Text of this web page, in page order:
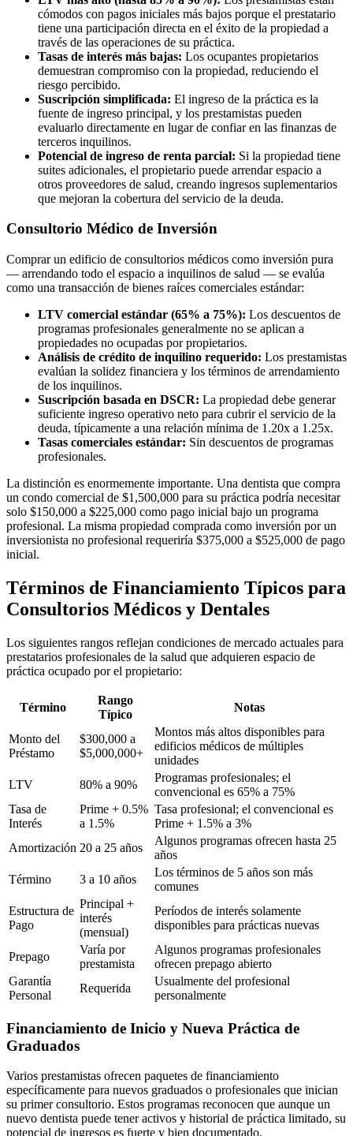
cómodos con pagos iniciales más bajos porque el prestatario
tiene una participación directa en el éxito de la propiedad a
través de las operaciones de su práctica.
Tasas de interés más bajas: Los ocupantes propietarios
demuestran compromiso con la propiedad, reduciendo el
riesgo percibido.
Suscripción simplificada: El ingreso de la práctica es la
fuente de ingreso principal, y los prestamistas pueden
evaluarlo directamente en lugar de confiar en las finanzas de
terceros inquilinos.
Potencial de ingreso de renta parcial: Si la propiedad tiene
suites adicionales, el propietario puede arrendar espacio a
otros proveedores de salud, creando ingresos suplementarios
que mejoran la cobertura del servicio de la deuda.
Consultorio Médico de Inversión
Comprar un edificio de consultorios médicos como inversión pura
— arrendando todo el espacio a inquilinos de salud — se evalúa
como una transacción de bienes raíces comerciales estándar:
LTV comercial estándar (65% a 75%): Los descuentos de
programas profesionales generalmente no se aplican a
propiedades no ocupadas por propietarios.
Análisis de crédito de inquilino requerido: Los prestamistas
evalúan la solidez financiera y los términos de arrendamiento
de los inquilinos.
Suscripción basada en DSCR: La propiedad debe generar
suficiente ingreso operativo neto para cubrir el servicio de la
deuda, típicamente a una relación mínima de 1.20x a 1.25x.
Tasas comerciales estándar: Sin descuentos de programas
profesionales.
La distinción es enormemente importante. Una dentista que compra
un condo comercial de $1,500,000 para su práctica podría necesitar
solo $150,000 a $225,000 como pago inicial bajo un programa
profesional. La misma propiedad comprada como inversión por un
inversionista no profesional requeriría $375,000 a $525,000 de pago
inicial.
Términos de Financiamiento Típicos para
Consultorios Médicos y Dentales
Los siguientes rangos reflejan condiciones de mercado actuales para
prestatarios profesionales de la salud que adquieren espacio de
práctica ocupado por el propietario:
Término
Rango
Típico
Notas
Monto del
Préstamo
$300,000 a
$5,000,000+
Montos más altos disponibles para
edificios médicos de múltiples
unidades
LTV
80% a 90%
Programas profesionales; el
convencional es 65% a 75%
Tasa de
Interés
Prime + 0.5%
a 1.5%
Tasa profesional; el convencional es
Prime + 1.5% a 3%
Amortización 20 a 25 años
Algunos programas ofrecen hasta 25
años
Término
3 a 10 años
Los términos de 5 años son más
comunes
Estructura de
Pago
Principal +
interés
(mensual)
Períodos de interés solamente
disponibles para prácticas nuevas
Prepago
Varía por
prestamista
Algunos programas profesionales
ofrecen prepago abierto
Garantía
Personal
Requerida
Usualmente del profesional
personalmente
Financiamiento de Inicio y Nueva Práctica de
Graduados
Varios prestamistas ofrecen paquetes de financiamiento
específicamente para nuevos graduados o profesionales que inician
su primer consultorio. Estos programas reconocen que aunque un
nuevo dentista puede tener activos y historial de práctica limitado, su
potencial de ingresos es fuerte y bien documentado.